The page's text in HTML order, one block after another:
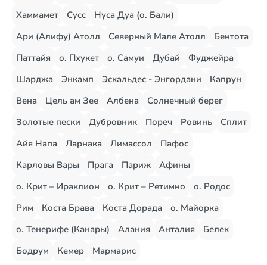
Хаммамет
Сусс
Нуса Дуа (о. Бали)
Ари (Алифу) Атолл
Северный Мале Атолл
Бентота
Паттайя
о. Пхукет о. Самуи Дубай
Фуджейра
Шарджа
Энкамп Эскальдес - Энгордани
Капрун
Вена
Цель ам Зее Албена
Солнечный берег
Золотые пески
Дубровник Пореч Ровинь
Сплит
Айя Напа
Ларнака Лимассол
Пафос
Карловы Вары
Прага Париж
Афины
о. Крит – Ираклион
о. Крит – Ретимно
о. Родос
Рим
Коста Брава Коста Дорада
о. Майорка
о. Тенерифе (Канары)
Алания Анталия
Белек
Бодрум
Кемер Мармарис